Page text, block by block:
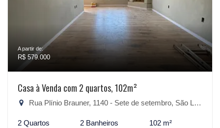
A partir de:
R$ 579.000
Casa à Venda com 2 quartos, 102m²
Rua Plínio Brauner, 1140 - Sete de setembro, São Lourenço do Sul-RS
2 Quartos 2 Banheiros 102 m²